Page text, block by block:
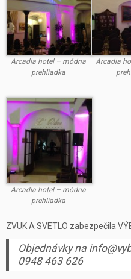
Arcadia hotel – módna
prehliadka
Arcadia
Arcadia hotel – módna
prehliadka
ZVUK A SVETLO zabezpečila
Objednávky na
0948 463 626